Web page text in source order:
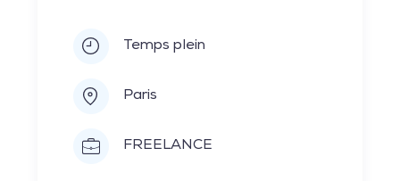
Temps plein
Paris
FREELANCE